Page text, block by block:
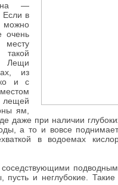
—
Если в
можно
очень
такой
Лещи
из
и с
ям,
даже при наличии
а то и вовсе
в водоемах
и неглубокие. Такие